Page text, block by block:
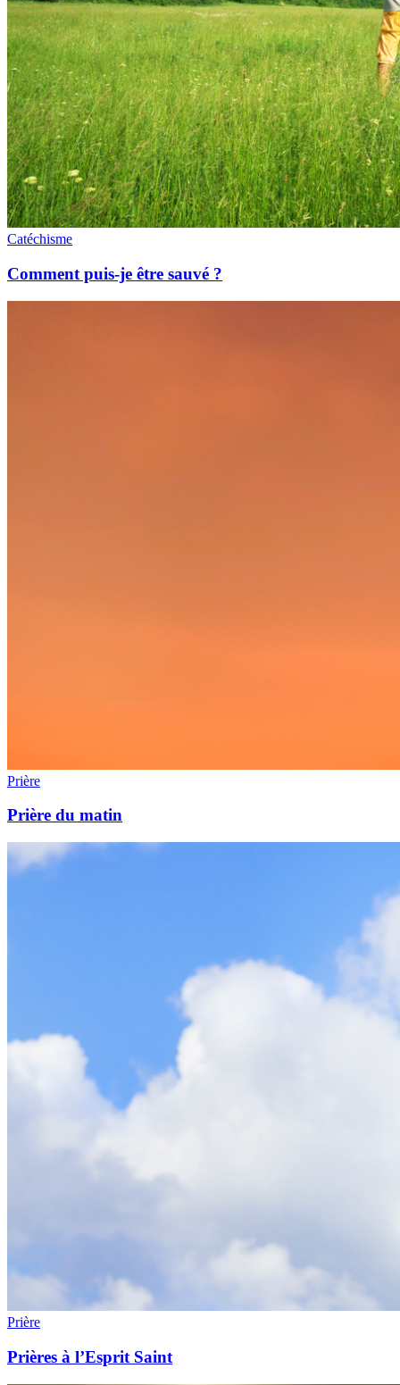
Catéchisme
Comment puis-je être sauvé ?
Prière
Prière du matin
Prière
Prières à l’Esprit Saint